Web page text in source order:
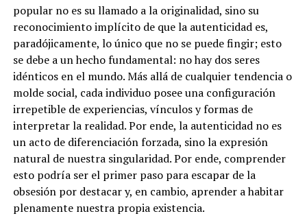
popular no es su llamado a la originalidad, sino su
reconocimiento implícito de que la autenticidad es,
paradójicamente, lo único que no se puede fingir; esto
se debe a un hecho fundamental: no hay dos seres
idénticos en el mundo. Más allá de cualquier tendencia o
molde social, cada individuo posee una configuración
irrepetible de experiencias, vínculos y formas de
interpretar la realidad. Por ende, la autenticidad no es
un acto de diferenciación forzada, sino la expresión
natural de nuestra singularidad. Por ende, comprender
esto podría ser el primer paso para escapar de la
obsesión por destacar y, en cambio, aprender a habitar
plenamente nuestra propia existencia.